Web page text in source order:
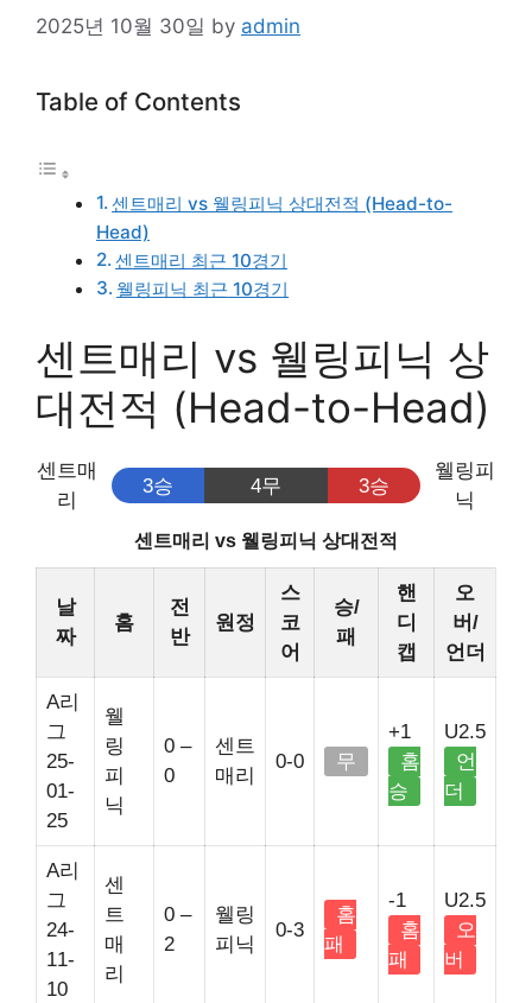
2025년 10월 30일 by admin
Table of Contents
센트매리 vs 웰링피닉 상대전적 (Head-to-
Head)
센트매리 최근 10경기
웰링피닉 최근 10경기
센트매리 vs 웰링피닉 상
대전적 (Head-to-Head)
센트매
리
3승 4무 3승
웰링피
닉
센트매리 vs 웰링피닉 상대전적
날
짜
홈
전
반
원정
스
코
어
승/
패
핸
디
캡
오
버/
언더
A리
그
25-
01-
25
웰
링
피
닉
0 –
0
센트
매리
0-0 무
+1
홈
승
U2.5
언
더
A리
그
24-
11-
10
센
트
매
리
0 –
2
웰링
피닉
0-3
홈
패
-1
홈
패
U2.5
오
버